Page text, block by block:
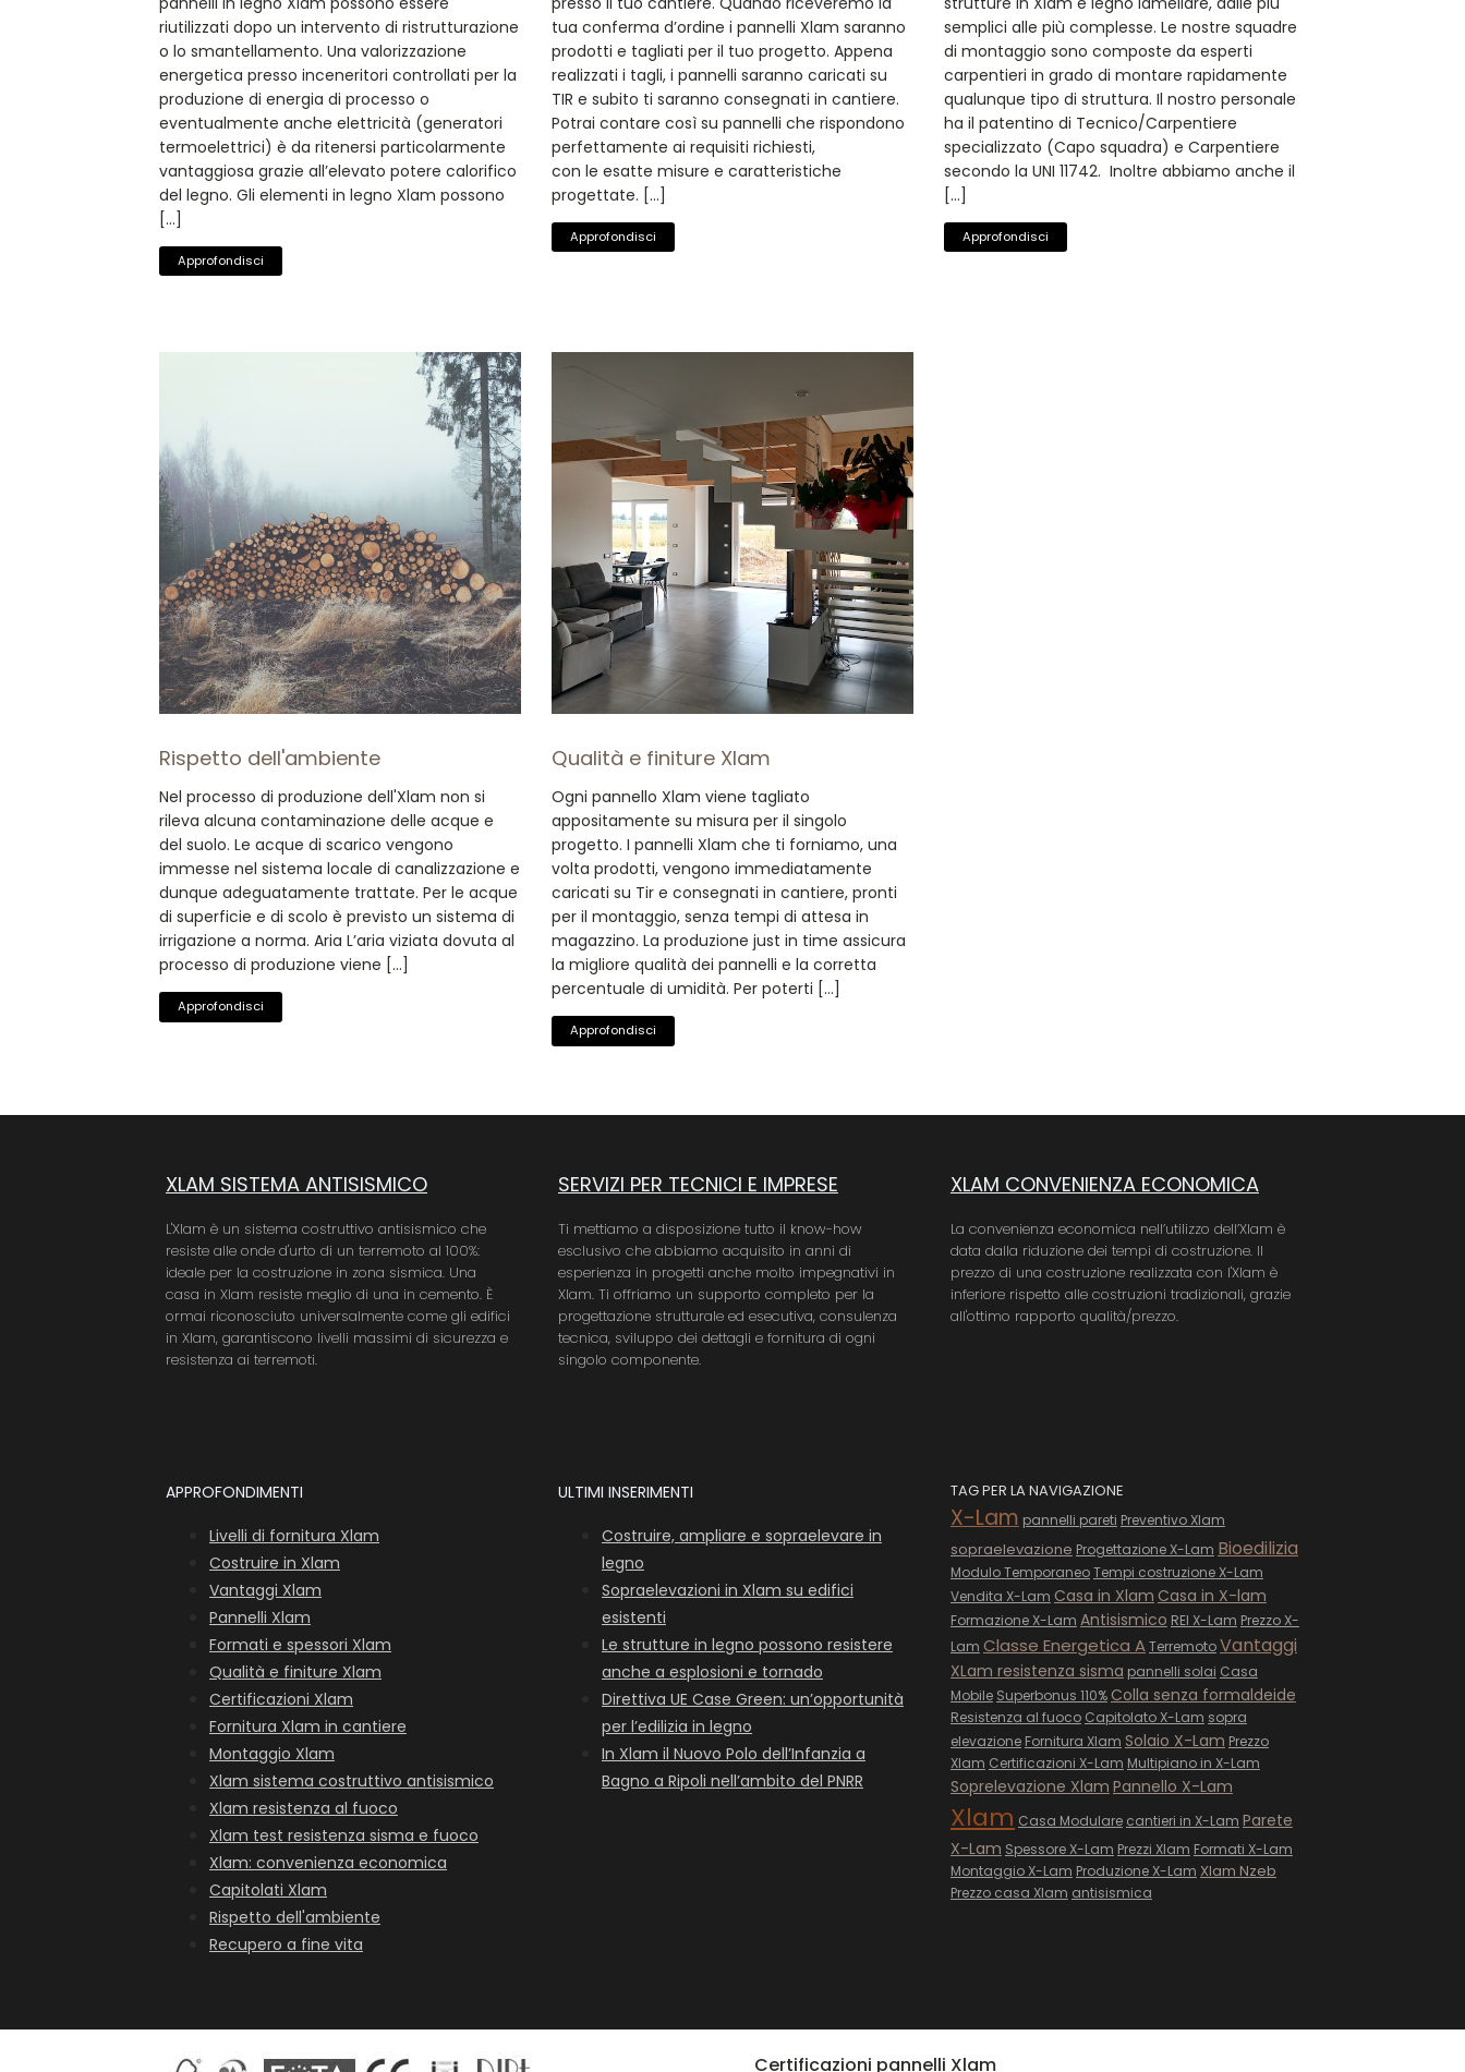
riutilizzati dopo un intervento di ristrutturazione
o lo smantellamento. Una valorizzazione
energetica presso inceneritori controllati per la
produzione di energia di processo o
eventualmente anche elettricità (generatori
termoelettrici) è da ritenersi particolarmente
vantaggiosa grazie all’elevato potere calorifico
del legno. Gli elementi in legno Xlam possono
[…]
Approfondisci
tua conferma d’ordine i pannelli Xlam saranno
prodotti e tagliati per il tuo progetto. Appena
realizzati i tagli, i pannelli saranno caricati su
TIR e subito ti saranno consegnati in cantiere.
Potrai contare così su pannelli che rispondono
perfettamente ai requisiti richiesti,
con le esatte misure e caratteristiche
progettate. […]
Approfondisci
semplici alle più complesse. Le nostre squadre
di montaggio sono composte da esperti
carpentieri in grado di montare rapidamente
qualunque tipo di struttura. Il nostro personale
ha il patentino di Tecnico/Carpentiere
specializzato (Capo squadra) e Carpentiere
secondo la UNI 11742. Inoltre abbiamo anche il
[…]
Approfondisci
Rispetto dell'ambiente
Nel processo di produzione dell'Xlam non si
rileva alcuna contaminazione delle acque e
del suolo. Le acque di scarico vengono
immesse nel sistema locale di canalizzazione e
dunque adeguatamente trattate. Per le acque
di superficie e di scolo è previsto un sistema di
irrigazione a norma. Aria L’aria viziata dovuta al
processo di produzione viene […]
Approfondisci
Qualità e finiture Xlam
Ogni pannello Xlam viene tagliato
appositamente su misura per il singolo
progetto. I pannelli Xlam che ti forniamo, una
volta prodotti, vengono immediatamente
caricati su Tir e consegnati in cantiere, pronti
per il montaggio, senza tempi di attesa in
magazzino. La produzione just in time assicura
la migliore qualità dei pannelli e la corretta
percentuale di umidità. Per poterti […]
Approfondisci
XLAM SISTEMA ANTISISMICO
L'Xlam è un sistema costruttivo antisismico che
resiste alle onde d'urto di un terremoto al 100%:
ideale per la costruzione in zona sismica. Una
casa in Xlam resiste meglio di una in cemento. È
ormai riconosciuto universalmente come gli edifici
in Xlam, garantiscono livelli massimi di sicurezza e
resistenza ai terremoti.
SERVIZI PER TECNICI E IMPRESE
Ti mettiamo a disposizione tutto il know-how
esclusivo che abbiamo acquisito in anni di
esperienza in progetti anche molto impegnativi in
Xlam. Ti offriamo un supporto completo per la
progettazione strutturale ed esecutiva, consulenza
tecnica, sviluppo dei dettagli e fornitura di ogni
singolo componente.
XLAM CONVENIENZA ECONOMICA
La convenienza economica nell’utilizzo dell’Xlam è
data dalla riduzione dei tempi di costruzione. Il
prezzo di una costruzione realizzata con l'Xlam è
inferiore rispetto alle costruzioni tradizionali, grazie
all'ottimo rapporto qualità/prezzo.
APPROFONDIMENTI
Livelli di fornitura Xlam
Costruire in Xlam
Vantaggi Xlam
Pannelli Xlam
Formati e spessori Xlam
Qualità e finiture Xlam
Certificazioni Xlam
Fornitura Xlam in cantiere
Montaggio Xlam
Xlam sistema costruttivo antisismico
Xlam resistenza al fuoco
Xlam test resistenza sisma e fuoco
Xlam: convenienza economica
Capitolati Xlam
Rispetto dell'ambiente
Recupero a fine vita
ULTIMI INSERIMENTI
Costruire, ampliare e sopraelevare in
legno
Sopraelevazioni in Xlam su edifici
esistenti
Le strutture in legno possono resistere
anche a esplosioni e tornado
Direttiva UE Case Green: un’opportunità
per l’edilizia in legno
In Xlam il Nuovo Polo dell’Infanzia a
Bagno a Ripoli nell’ambito del PNRR
TAG PER LA NAVIGAZIONE
X-Lam pannelli pareti Preventivo Xlam
sopraelevazione Progettazione X-Lam Bioedilizia
Modulo TemporaneoTempi costruzione X-Lam
Vendita X-Lam Casa in Xlam Casa in X-lam
Formazione X-Lam Antisismico REI X-Lam Prezzo X-
Lam Classe Energetica ATerremotoVantaggi
XLam resistenza sisma pannelli solai Casa
Mobile Superbonus 110% Colla senza formaldeide
Resistenza al fuoco Capitolato X-Lam sopra
elevazione Fornitura Xlam Solaio X-Lam Prezzo
Xlam Certificazioni X-Lam Multipiano in X-Lam
Soprelevazione Xlam Pannello X-Lam
Xlam Casa Modulare cantieri in X-Lam Parete
X-Lam Spessore X-Lam Prezzi Xlam Formati X-Lam
Montaggio X-Lam Produzione X-Lam Xlam Nzeb
Prezzo casa Xlam antisismica
Certificazioni pannelli Xlam